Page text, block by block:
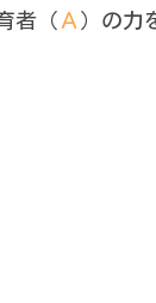
者（ Ａ ）の力